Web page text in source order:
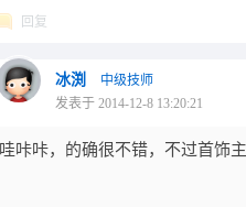
回复
冰渕
中级技师
发表于 2014-12-8 13:20:21
哇咔咔，的确很不错，不过首饰